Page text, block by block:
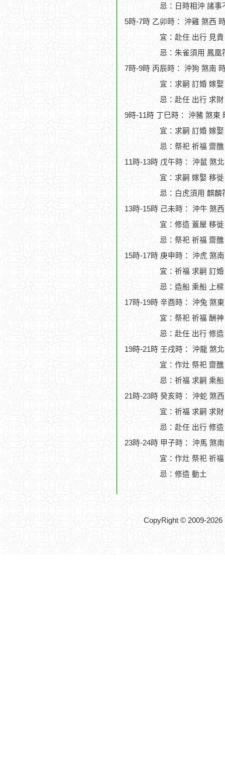
忌：日時相沖 諸事
5時-7時 乙卯時： 沖雞 煞西
宜：赴任 出行 見
忌：朱雀須用 鳳凰
7時-9時 丙辰時： 沖狗 煞南
宜：求嗣 訂婚 嫁
忌：赴任 出行 求
9時-11時 丁巳時： 沖豬 煞東
宜：求嗣 訂婚 嫁
忌：祭祀 祈福 齋
11時-13時 戊午時： 沖鼠 煞
宜：求嗣 嫁娶 移
忌：白虎須用 麒麟
13時-15時 己未時： 沖牛 煞
宜：修造 蓋屋 移
忌：祭祀 祈福 齋
15時-17時 庚申時： 沖虎 煞
宜：祈福 求嗣 訂
忌：造船 乘船 上
17時-19時 辛酉時： 沖兔 煞
宜：祭祀 祈福 酬
忌：赴任 出行 修
19時-21時 壬戌時： 沖龍 煞
宜：作灶 祭祀 齋
忌：祈福 求嗣 乘船
21時-23時 癸亥時： 沖蛇 煞
宜：祈福 求嗣 求
忌：赴任 出行 修
23時-24時 甲子時： 沖馬 煞
宜：作灶 祭祀 祈
忌：修造 動土
CopyRight © 2009-2026